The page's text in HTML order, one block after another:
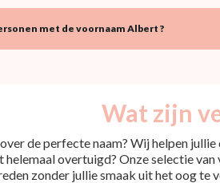
met de voornaam Albert ?
Wat zijn
de perfecte naam? Wij helpen
helemaal overtuigd? Onze selectie
zonder jullie smaak uit het oog te